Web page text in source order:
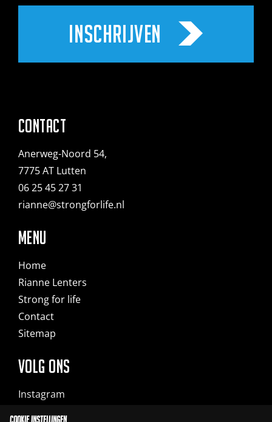
INSCHRIJVEN
CONTACT
Anerweg-Noord 54,
7775 AT Lutten
06 25 45 27 31
rianne@strongforlife.nl
MENU
Home
Rianne Lenters
Strong for life
Contact
Sitemap
Volg ons
Instagram
Cookie instellingen